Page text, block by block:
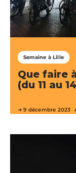
Semaine à Lille
Que faire
(du 11 au
9 décembre 2023